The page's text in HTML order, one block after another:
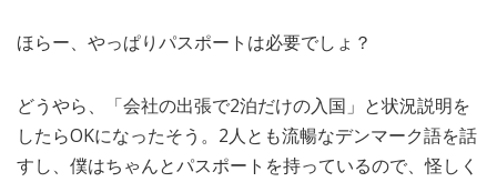
ほらー、やっぱりパスポートは必要でしょ？
どうやら、「会社の出張で2泊だけの入国」と状況説明を
したらOKになったそう。2人とも流暢なデンマーク語を話
すし、僕はちゃんとパスポートを持っているので、怪しく